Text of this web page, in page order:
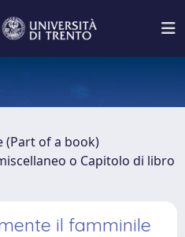
(Part of a book)
o Capitolo di libro
il famminile